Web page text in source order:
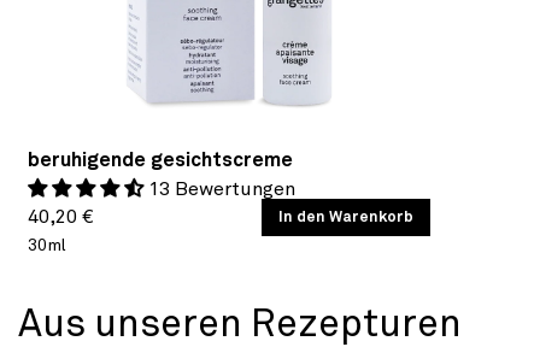
beruhigende gesichtscreme
13 Bewertungen
Normaler
Preis
40,20 €
GRUNDPREIS
/
30ml
In den Warenkorb
Aus unseren Rezepturen